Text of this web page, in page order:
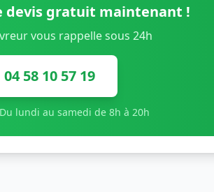
devis gratuit maintenant !
vous rappelle sous 24h
04 58 10 57 19
lundi au samedi de 8h à 20h